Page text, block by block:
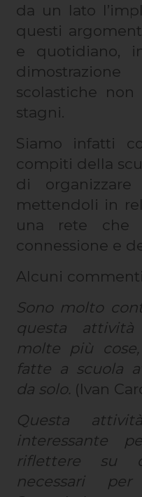
da un lato
questi
e quotidiano,
scolastiche
stagni.
Siamo infatti
compiti della
di
mettendoli in
una rete che
connessione e
Alcuni
Sono molto
questa
molte più
fatte a scuola
da solo. (Ivan
Questa
interessante
riflettere su
necessari